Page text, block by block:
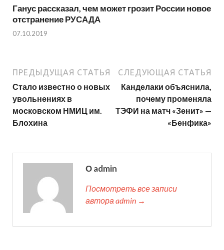
Ганус рассказал, чем может грозит России новое
отстранение РУСАДА
07.10.2019
ПРЕДЫДУЩАЯ СТАТЬЯ
Стало известно о новых
увольнениях в
московском НМИЦ им.
Блохина
СЛЕДУЮЩАЯ СТАТЬЯ
Канделаки объяснила,
почему променяла
ТЭФИ на матч «Зенит» —
«Бенфика»
О admin
Посмотреть все записи
автора admin →